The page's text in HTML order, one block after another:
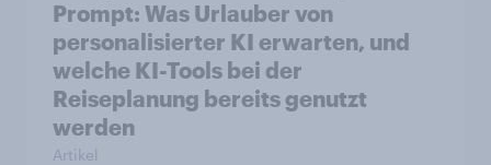
Prompt: Was Urlauber von
personalisierter KI erwarten, und
welche KI-Tools bei der
Reiseplanung bereits genutzt
werden
Artikel